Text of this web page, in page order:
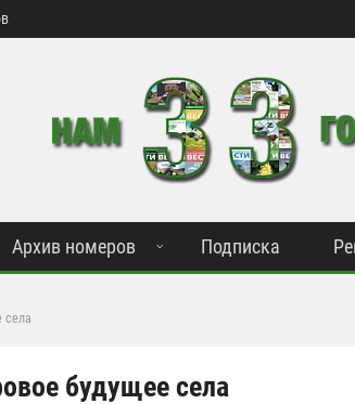
Архив номеров Подписка
села
будущее села